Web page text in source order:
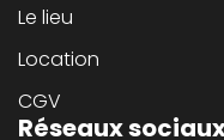
Le lieu
Location
CGV
Réseaux